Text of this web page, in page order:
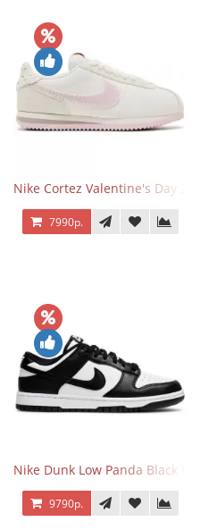
Nike Cortez Valentine's Day 2025
7990р.
Nike Dunk Low Panda Black White
9790р.